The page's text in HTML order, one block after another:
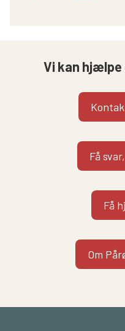
Vi kan hjælpe
Få
Få
Om